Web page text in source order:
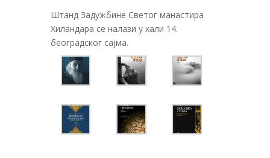
Штанд Задужбине Светог манастира
Хиландара се налази у хали 14.
београдског сајма.